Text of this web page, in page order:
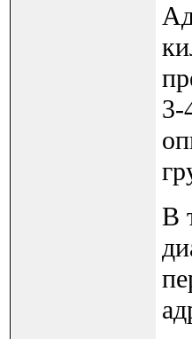
3-
В